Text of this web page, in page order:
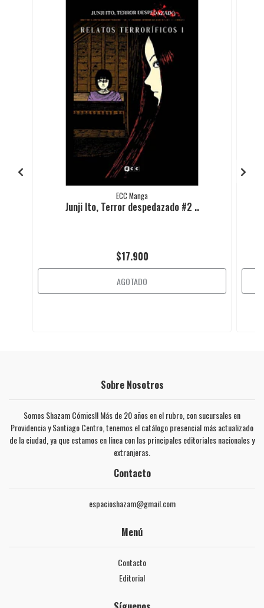
ECC Manga
Junji Ito, Terror despedazado #2 ..
$17.900
AGOTADO
Sobre Nosotros
Somos Shazam Cómics!! Más de 20 años en el rubro, con sucursales en
Providencia y Santiago Centro, tenemos el catálogo presencial más actualizado
de la ciudad, ya que estamos en línea con las principales editoriales nacionales y
extranjeras.
Contacto
espacioshazam@gmail.com
Menú
Contacto
Editorial